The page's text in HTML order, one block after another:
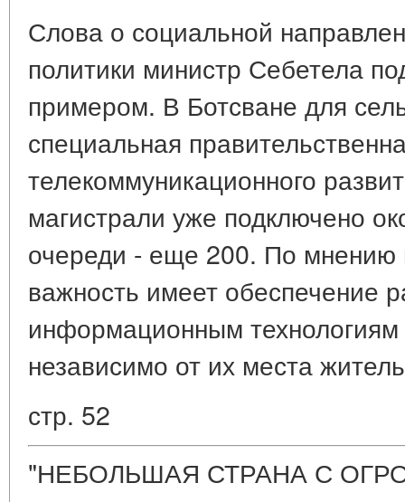
Слова о социальной
политики министр Себетела
примером. В Ботсване для
специальная
телекоммуникационного
магистрали уже подключено
очереди - еще 200. По мнению
важность имеет обеспечение
информационным
независимо от их места
стр. 52
"НЕБОЛЬШАЯ СТРАНА С